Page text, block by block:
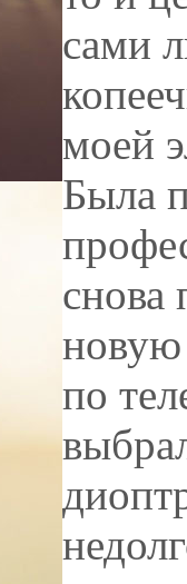
сами
моей
Была
снова
новую
по